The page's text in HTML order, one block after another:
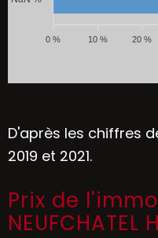
20 %
10 %
0 %
D'après les chiffres
2019 et 2021.
Prix de
NEUFCHATEL